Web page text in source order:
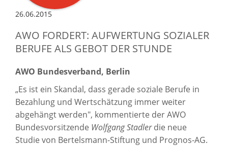
26.06.2015
AWO FORDERT: AUFWERTUNG SOZIALER
BERUFE ALS GEBOT DER STUNDE
AWO Bundesverband, Berlin
„Es ist ein Skandal, dass gerade soziale Berufe in
Bezahlung und Wertschätzung immer weiter
abgehängt werden", kommentierte der AWO
Bundesvorsitzende Wolfgang Stadlerdie neue
Studie von Bertelsmann-Stiftung und Prognos-AG.